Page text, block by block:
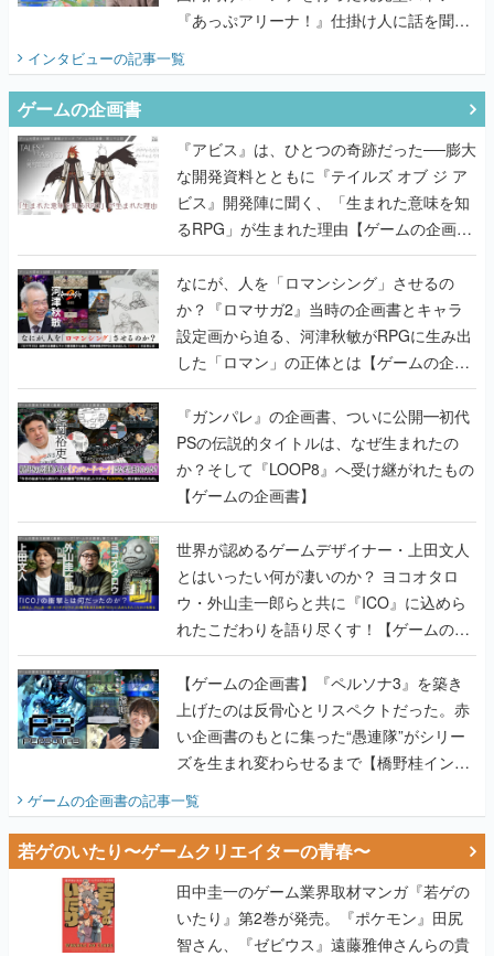
『アビス』は、ひとつの奇跡だった──膨大
な開発資料とともに『テイルズ オブ ジ ア
るRPG」が生まれた理由【ゲームの企画
書】
なにが、人を「ロマンシング」させるの
か？『ロマサガ2』当時の企画書とキャラ
設定画から迫る、河津秋敏がRPGに生み出
した「ロマン」の正体とは【ゲームの企画
書】
『ガンパレ』の企画書、ついに公開━初代
PSの伝説的タイトルは、なぜ生まれたの
か？そして『LOOP8』へ受け継がれたもの
【ゲームの企画書】
世界が認めるゲームデザイナー・上田文人
とはいったい何が凄いのか？ ヨコオタロ
ウ・外山圭一郎らと共に『ICO』に込めら
れたこだわりを語り尽くす！【ゲームの企
画書】
【ゲームの企画書】『ペルソナ3』を築き
上げたのは反骨心とリスペクトだった。赤
い企画書のもとに集った“愚連隊”がシリー
ズを生まれ変わらせるまで【橋野桂インタ
ビュー】
ゲームの企画書の記事一覧
若ゲのいたり〜ゲームクリエイターの青春〜
田中圭一のゲーム業界取材マンガ『若ゲの
いたり』第2巻が発売。『ポケモン』田尻
智さん、『ゼビウス』遠藤雅伸さんらの貴
重なエピソードを収録
【田中圭一連載：アイマス/ガンダム 戦場